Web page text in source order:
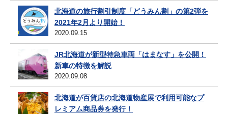
北海道の旅行割引制度「どうみん割」の第2弾を
2021年2月より開始！
2020.09.15
JR北海道が新型特急車両「はまなす」を公開！
新車の特徴を解説
2020.09.08
北海道が百貨店の北海道物産展で利用可能なプ
レミアム商品券を発行！